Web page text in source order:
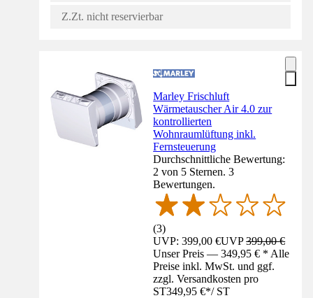
Z.Zt. nicht reservierbar
Marley Frischluft
Wärmetauscher Air 4.0 zur
kontrollierten
Wohnraumlüftung inkl.
Fernsteuerung
Durchschnittliche Bewertung:
2 von 5 Sternen. 3
Bewertungen.
(3)
UVP: 399,00 €UVP399,00 €
Unser Preis — 349,95 € * Alle
Preise inkl. MwSt. und ggf.
zzgl. Versandkosten pro
ST349,95 €*/ ST